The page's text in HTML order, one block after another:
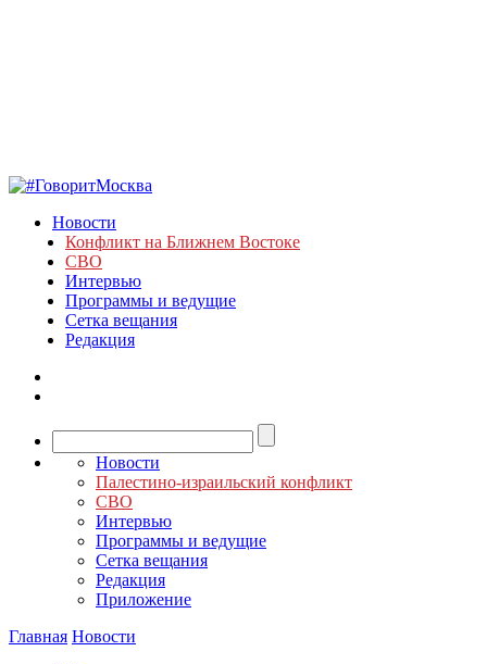
Новости
Конфликт на Ближнем Востоке
СВО
Интервью
Программы и ведущие
Сетка вещания
Редакция
Новости
Палестино-израильский конфликт
СВО
Интервью
Программы и ведущие
Сетка вещания
Редакция
Приложение
Главная Новости